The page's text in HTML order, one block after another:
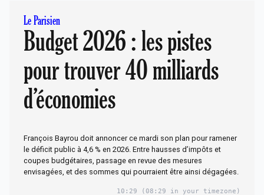
Le Parisien
Budget 2026 : les pistes
pour trouver 40 milliards
d’économies
François Bayrou doit annoncer ce mardi son plan pour ramener
le déficit public à 4,6 % en 2026. Entre hausses d’impôts et
coupes budgétaires, passage en revue des mesures
envisagées, et des sommes qui pourraient être ainsi dégagées.
10:29 (08:29 in your timezone)